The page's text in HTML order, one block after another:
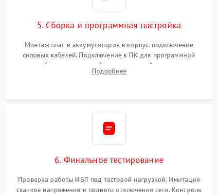
5. Сборка и программная настройка
Монтаж плат и аккумуляторов в корпус, подключение
силовых кабелей. Подключение к ПК для программной
калибровки констант батареи, настройки порогов
срабатывания AVR и сброса счетчиков старения АКБ.
Подробнее
6. Финальное тестирование
Проверка работы ИБП под тестовой нагрузкой. Имитация
скачков напряжения и полного отключения сети. Контроль